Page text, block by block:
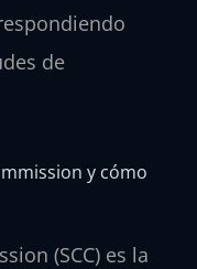
de
y cómo
(SCC) es la